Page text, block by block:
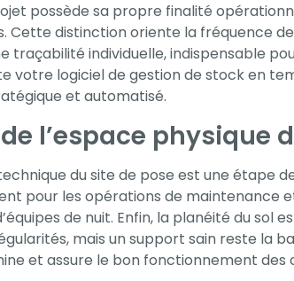
possède sa propre finalité
Cette distinction oriente la fréquence
traçabilité individuelle, indispensable
votre logiciel de gestion de stock en
et automatisé.
l’espace physique
du site de pose est une étape
pour les opérations de maintenance
de nuit. Enfin, la planéité du sol
mais un support sain reste la
et assure le bon fonctionnement des